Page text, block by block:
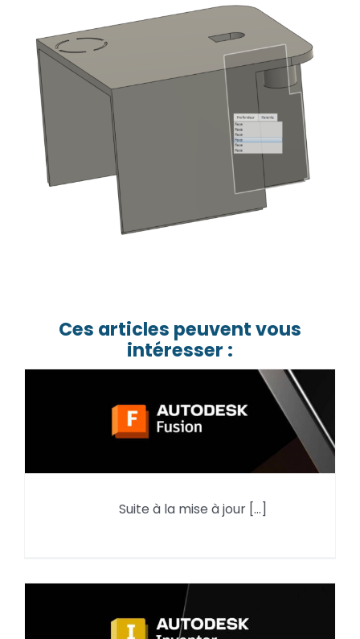
Ces articles peuvent vous
intéresser :
Nouveauté Avril en FAO :
Suite à la mise à jour [...]